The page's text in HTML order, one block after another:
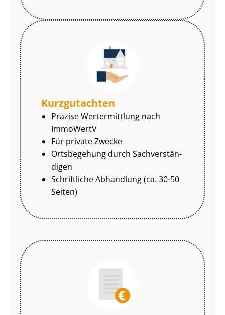
Kurzgutachten
Präzise Wertermittlung nach
ImmoWertV
Für private Zwecke
Ortsbegehung durch Sach­ver­stän­
di­gen
Schriftliche Abhandlung (ca. 30-50
Seiten)